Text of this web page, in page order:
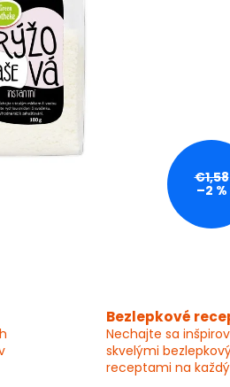
€1,58
–2 %
Bezlepkové
Nechajte sa
skvelými
receptami na